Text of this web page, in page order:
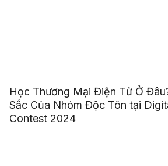
Học Thương Mại Điện Tử Ở
Sắc Của Nhóm Độc Tôn tại
Contest 2024